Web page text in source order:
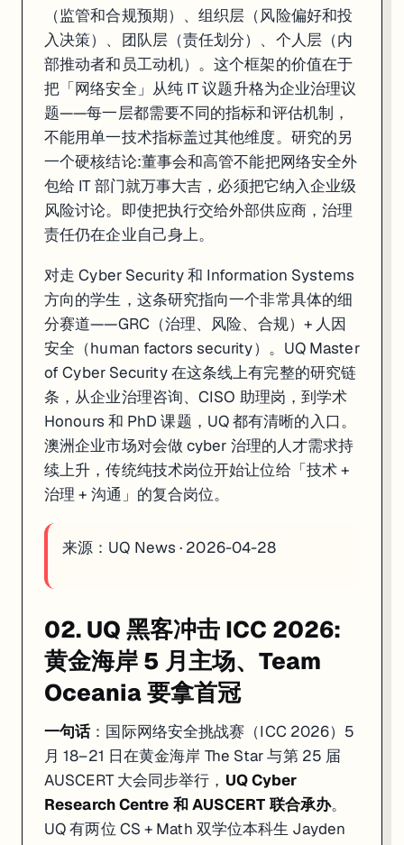
（监管和合规预期）、组织层（风险偏好和投
入决策）、团队层（责任划分）、个人层（内
部推动者和员工动机）。这个框架的价值在于
把「网络安全」从纯 IT 议题升格为企业治理议
题——每一层都需要不同的指标和评估机制，
不能用单一技术指标盖过其他维度。研究的另
一个硬核结论:董事会和高管不能把网络安全外
包给 IT 部门就万事大吉，必须把它纳入企业级
风险讨论。即使把执行交给外部供应商，治理
责任仍在企业自己身上。
对走 Cyber Security 和 Information Systems
方向的学生，这条研究指向一个非常具体的细
分赛道——GRC（治理、风险、合规）+ 人因
安全（human factors security）。UQ Master
of Cyber Security 在这条线上有完整的研究链
条，从企业治理咨询、CISO 助理岗，到学术
Honours 和 PhD 课题，UQ 都有清晰的入口。
澳洲企业市场对会做 cyber 治理的人才需求持
续上升，传统纯技术岗位开始让位给「技术 +
治理 + 沟通」的复合岗位。
来源： UQ News · 2026-04-28
02. UQ 黑客冲击 ICC 2026:
黄金海岸 5 月主场、Team
Oceania 要拿首冠
一句话：国际网络安全挑战赛（ICC 2026）5
月 18–21 日在黄金海岸 The Star 与第 25 届
AUSCERT 大会同步举行， UQ Cyber
Research Centre 和 AUSCERT 联合承办。
UQ 有两位 CS + Math 双学位本科生 Jayden